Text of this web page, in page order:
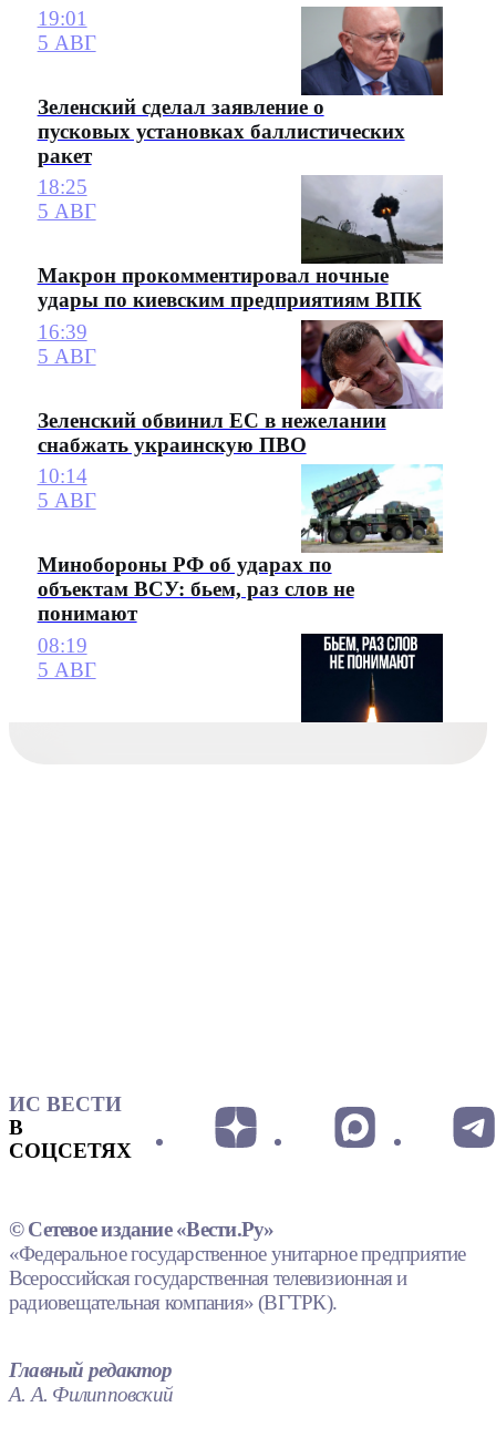
19:01
5 АВГ
Зеленский сделал заявление о
пусковых установках баллистических
ракет
18:25
5 АВГ
Макрон прокомментировал ночные
удары по киевским предприятиям ВПК
16:39
5 АВГ
Зеленский обвинил ЕС в нежелании
снабжать украинскую ПВО
10:14
5 АВГ
Минобороны РФ об ударах по
объектам ВСУ: бьем, раз слов не
понимают
08:19
5 АВГ
ИС ВЕСТИ
В
СОЦСЕТЯХ
© Сетевое издание «Вести.Ру»
«Федеральное государственное унитарное предприятие
Всероссийская государственная телевизионная и
радиовещательная компания» (ВГТРК).
Главный редактор
А. А. Филипповский